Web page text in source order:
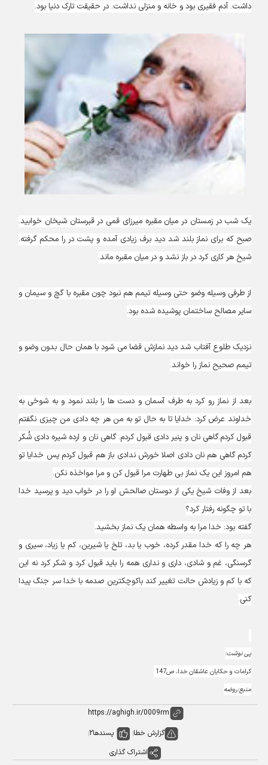
داشت. آدم فقیری بود و خانه و منزلی نداشت. در حقیقت تارک دنیا بود.
یک شب در زمستان در میان مقبره میرزای قمی در قبرستان شیخان خوابید.
صبح که برای نماز بلند شد دید برف زیادی آمده و پشت در را محکم گرفته.
شیخ هر کاری کرد در باز نشد و در میان مقبره ماند.
از طرفی وسیله وضو حتی وسیله تیمم هم نبود چون مقبره با گچ و سیمان و
سایر مصالح ساختمان پوشیده شده بود.
نزدیک طلوع آفتاب شد دید نمازش قضا می شود با همان حال بدون وضو و
تیمم صحیح نماز را خواند.
بعد از نماز رو کرد به طرف آسمان و دست ها را بلند نمود و به شوخی به
خداوند عرض کرد: خدایا تا به حال تو به من هر چه دادی من چیزی نگفتم
قبول کردم.گاهی نان و پنیر دادی قبول کردم. گاهی نان و ارده شیره دادی شُکر
کردم گاهی هم نان دادی اصلا خورش ندادی باز هم قبول کردم پس خدایا تو
هم امروز این یک نماز بی طهارت مرا قبول کن و مرا مواخذه نکن.
بعد از وفات شیخ یکی از دوستان صالحش او را در خواب دید و پرسید خدا
با تو چگونه رفتار کرد؟
گفته بود: خدا مرا به واسطه همان یک نماز بخشید.
هر چه را که خدا مقدر کرده، خوب یا بد، تلخ یا شیرین، کم یا زیاد، سیری و
گرسنگی، غم و شادی، داری و نداری همه را باید قبول کرد و شکر کرد نه این
که با کم و زیادش حالت تغییر کند باکوچکترین صدمه با خدا سر جنگ پیدا
کنی.
پی نوشت:
کرامات و حکایان عاشقان خدا، ص147 ‌
منبع:روضه
گزارش خطا پسندها2
اشتراک گذاری